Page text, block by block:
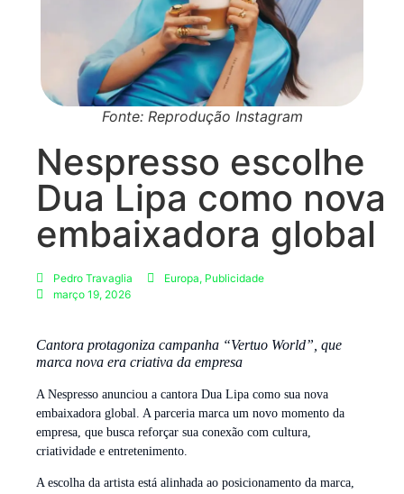
Fonte: Reprodução Instagram
Nespresso escolhe
Dua Lipa como nova
embaixadora global
Pedro Travaglia Europa, Publicidade
março 19, 2026
Cantora protagoniza campanha “Vertuo World”, que
marca nova era criativa da empresa
A Nespresso anunciou a cantora Dua Lipa como sua nova
embaixadora global. A parceria marca um novo momento da
empresa, que busca reforçar sua conexão com cultura,
criatividade e entretenimento.
A escolha da artista está alinhada ao posicionamento da marca,